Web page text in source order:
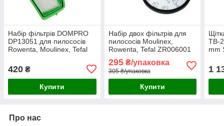
Набір фільтрів DOMPRO
DP13051 для пилососів
Rowenta, Moulinex, Tefal
420 ₴
Купити
Набір двох фільтрів для
пилососів Moulinex,
Rowenta, Tefal ZR006001
295₴/упаковка
305 ₴/упаковка
Купити
TB-
mm
1
Про нас